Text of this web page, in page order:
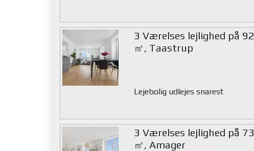
3 Værelses lejlighed på 92
㎡, Taastrup
Lejebolig udlejes snarest
3 Værelses lejlighed på 73
㎡, Amager